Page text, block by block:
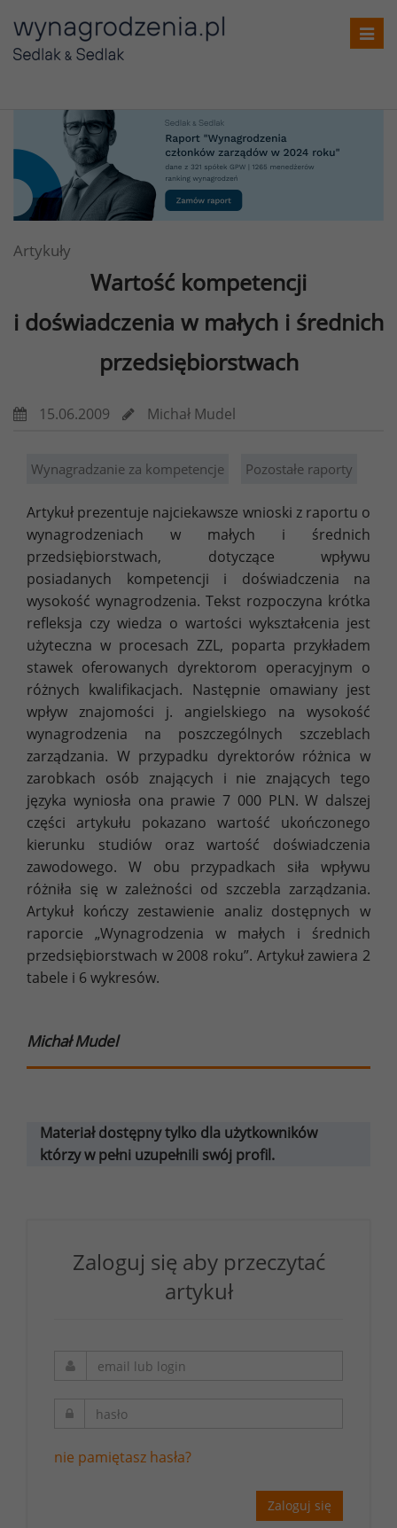
Artykuły
Wartość kompetencji
i doświadczenia w małych i średnich
przedsiębiorstwach
15.06.2009 Michał Mudel
Wynagradzanie za kompetencje Pozostałe raporty
Artykuł prezentuje najciekawsze wnioski z raportu o
wynagrodzeniach w małych i średnich
przedsiębiorstwach, dotyczące wpływu
posiadanych kompetencji i doświadczenia na
wysokość wynagrodzenia. Tekst rozpoczyna krótka
refleksja czy wiedza o wartości wykształcenia jest
użyteczna w procesach ZZL, poparta przykładem
stawek oferowanych dyrektorom operacyjnym o
różnych kwalifikacjach. Następnie omawiany jest
wpływ znajomości j. angielskiego na wysokość
wynagrodzenia na poszczególnych szczeblach
zarządzania. W przypadku dyrektorów różnica w
zarobkach osób znających i nie znających tego
języka wyniosła ona prawie 7 000 PLN. W dalszej
części artykułu pokazano wartość ukończonego
kierunku studiów oraz wartość doświadczenia
zawodowego. W obu przypadkach siła wpływu
różniła się w zależności od szczebla zarządzania.
Artykuł kończy zestawienie analiz dostępnych w
raporcie „Wynagrodzenia w małych i średnich
przedsiębiorstwach w 2008 roku”. Artykuł zawiera 2
tabele i 6 wykresów.
Michał Mudel
Materiał dostępny tylko dla użytkowników
którzy w pełni uzupełnili swój profil.
Zaloguj się aby przeczytać
artykuł
nie pamiętasz hasła?
Zaloguj się